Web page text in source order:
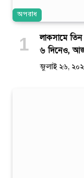
অপরাধ
লাকসামে
৬ দিনেও, আজ
জুলাই ২৬,